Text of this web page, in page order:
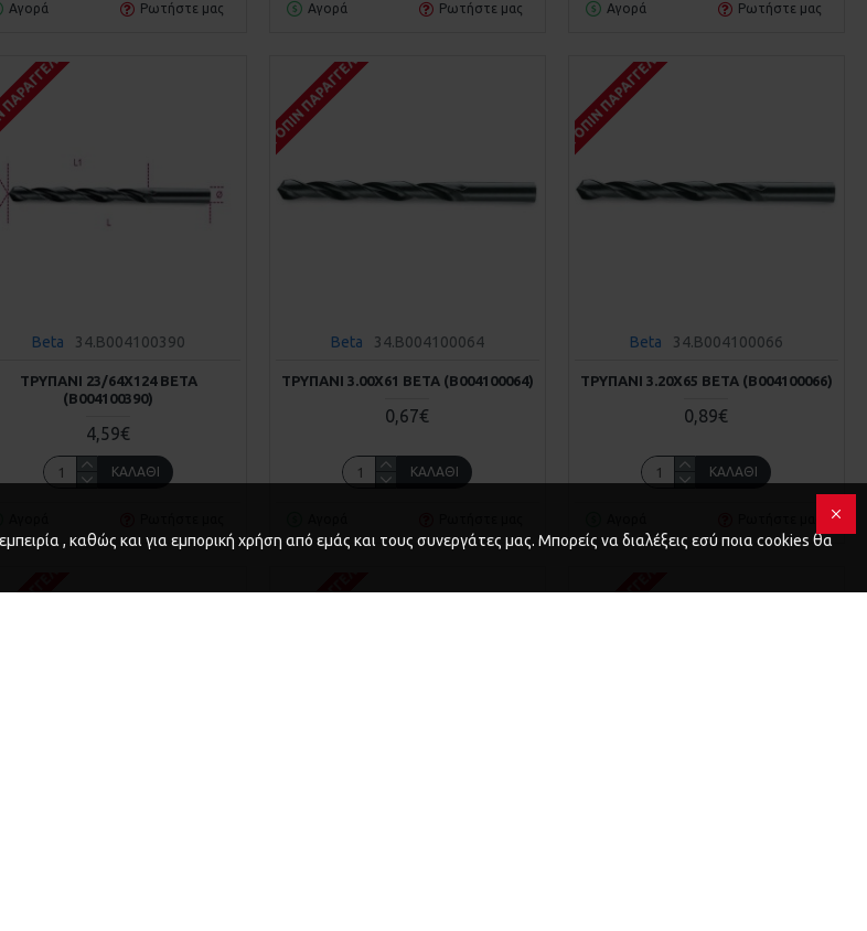
Αγορά Ρωτήστε μας Αγορά Ρωτήστε μας Αγορά Ρωτήστε μας
Beta 34.B004100390
ΤΡΥΠΆΝΙ 23/64Χ124 BETA
(Β004100390)
4,59€
ΚΑΛΆΘΙ
ΚΑΤΌΠΙΝ ΠΑΡΑΓΓΕΛΊΑΣ
Beta 34.B004100064
ΤΡΥΠΆΝΙ 3.00Χ61 BETA (Β004100064)
0,67€
ΚΑΛΆΘΙ
ΚΑΤΌΠΙΝ ΠΑΡΑΓΓΕΛΊΑΣ
Beta 34.B004100066
ΤΡΥΠΆΝΙ 3.20Χ65 BETA (Β004100066)
0,89€
ΚΑΛΆΘΙ
ΚΑΤΌΠΙΝ ΠΑΡΑΓΓΕΛΊΑΣ ΚΑΤΌΠΙΝ ΠΑΡΑΓΓΕΛΊΑΣ
, καθώς και για εμπορική χρήση από εμάς και τους συνεργάτες μας. Μπορείς να διαλέξεις εσύ ποια cookies θα